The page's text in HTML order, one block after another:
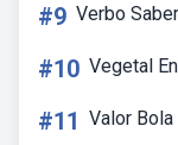
#9 Verbo
#10 Vegetal
#11 Valor